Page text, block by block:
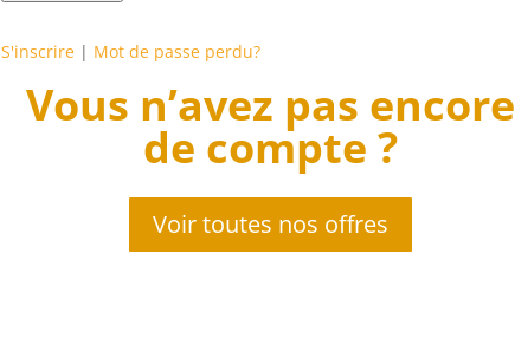
S'inscrire | Mot de passe perdu?
Vous n’avez pas encore
de compte ?
Voir toutes nos offres